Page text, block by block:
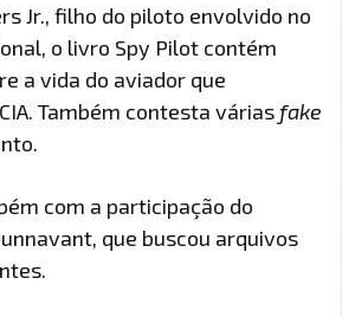
Jr., filho do piloto envolvido no
o livro Spy Pilot contém
a vida do aviador que
Também contesta váriasfake
com a participação do
que buscou arquivos